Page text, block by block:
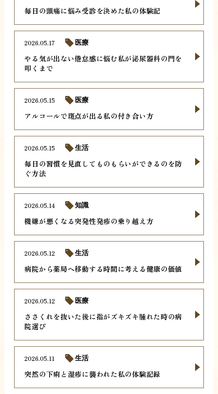
毎日の頭痛に悩み受診を決めた私の体験記
やる気が出ない倦怠感に悩む私が泌尿器科の門を
叩くまで
2026.05.17 医療
アルコールで斑点が出る私の付き合い方
2026.05.15 医療
毎日の習慣を見直してものもらいができるのを防
ぐ方法
2026.05.15 生活
機嫌が悪くなる突発性発疹の乗り越え方
2026.05.14 知識
病院から薬局へ移動する時間に考える健康の価値
2026.05.12 生活
ささくれを抜いた後に指がズキズキ腫れた時の病
院選び
2026.05.12 医療
突然の下痢と湿疹に襲われた私の体験記録
2026.05.11 生活